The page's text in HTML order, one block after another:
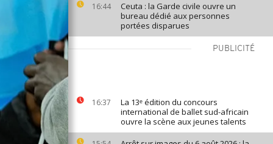
16:44
Ceuta : la Garde civile ouvre un
bureau dédié aux personnes
portées disparues
PUBLICITÉ
16:37
La 13ᵉ édition du concours
international de ballet sud-africain
ouvre la scène aux jeunes talents